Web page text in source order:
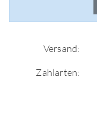
Versand:
Zahlarten: